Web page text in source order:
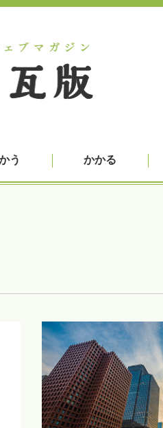
う かかる